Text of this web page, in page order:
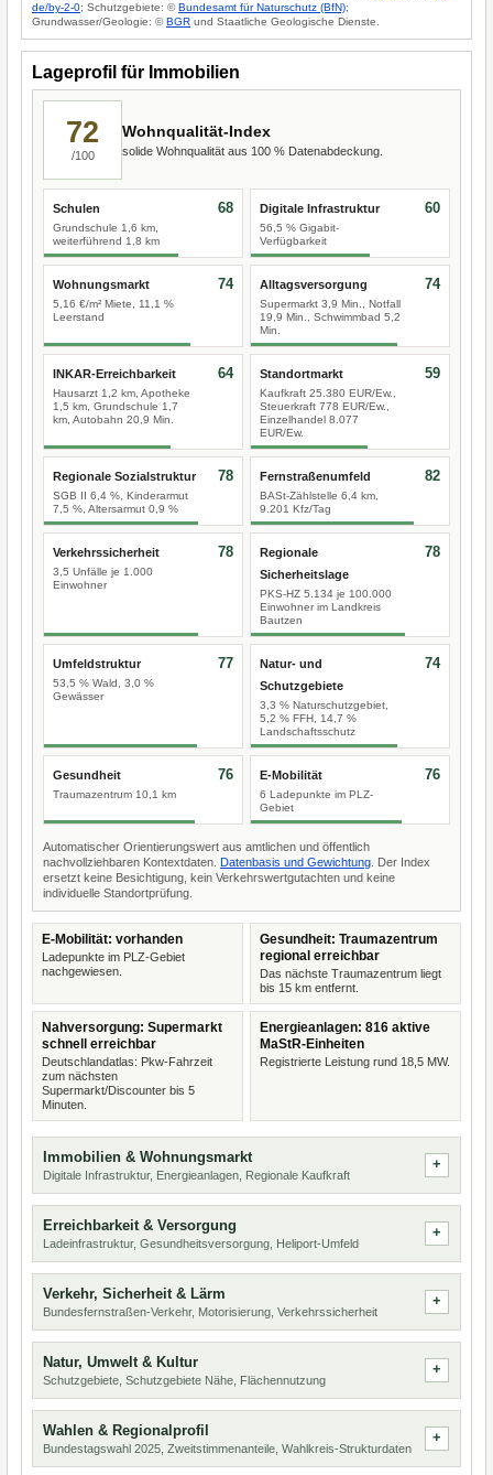
de/by-2-0; Schutzgebiete: ©Bundesamt für Naturschutz (BfN);
Grundwasser/Geologie: ©BGR und Staatliche Geologische Dienste.
Lageprofil für Immobilien
72
/100
Wohnqualität-Index
solide Wohnqualität aus 100 % Datenabdeckung.
Schulen
Grundschule 1,6 km,
weiterführend 1,8 km
68 Digitale Infrastruktur
56,5 % Gigabit-
Verfügbarkeit
60
Wohnungsmarkt
5,16 €/m² Miete, 11,1 %
Leerstand
74 Alltagsversorgung
Supermarkt 3,9 Min., Notfall
19,9 Min., Schwimmbad 5,2
Min.
74
INKAR-Erreichbarkeit
Hausarzt 1,2 km, Apotheke
1,5 km, Grundschule 1,7
km, Autobahn 20,9 Min.
64 Standortmarkt
Kaufkraft 25.380 EUR/Ew.,
Steuerkraft 778 EUR/Ew.,
Einzelhandel 8.077
EUR/Ew.
59
Regionale Sozialstruktur
SGB II 6,4 %, Kinderarmut
7,5 %, Altersarmut 0,9 %
78 Fernstraßenumfeld
BASt-Zählstelle 6,4 km,
9.201 Kfz/Tag
82
Verkehrssicherheit
3,5 Unfälle je 1.000
Einwohner
78
Regionale
Sicherheitslage
PKS-HZ 5.134 je 100.000
Einwohner im Landkreis
Bautzen
78
Umfeldstruktur
53,5 % Wald, 3,0 %
Gewässer
77
Natur- und
Schutzgebiete
3,3 % Naturschutzgebiet,
5,2 % FFH, 14,7 %
Landschaftsschutz
74
Gesundheit
Traumazentrum 10,1 km
76 E-Mobilität
6 Ladepunkte im PLZ-
Gebiet
76
Automatischer Orientierungswert aus amtlichen und öffentlich
nachvollziehbaren Kontextdaten. Datenbasis und Gewichtung . Der Index
ersetzt keine Besichtigung, kein Verkehrswertgutachten und keine
individuelle Standortprüfung.
E-Mobilität: vorhanden
Ladepunkte im PLZ-Gebiet
nachgewiesen.
Gesundheit: Traumazentrum
regional erreichbar
Das nächste Traumazentrum liegt
bis 15 km entfernt.
Nahversorgung: Supermarkt
schnell erreichbar
Deutschlandatlas: Pkw-Fahrzeit
zum nächsten
Supermarkt/Discounter bis 5
Minuten.
Energieanlagen: 816 aktive
MaStR-Einheiten
Registrierte Leistung rund 18,5 MW.
Immobilien & Wohnungsmarkt
Digitale Infrastruktur, Energieanlagen, Regionale Kaufkraft
Erreichbarkeit & Versorgung
Ladeinfrastruktur, Gesundheitsversorgung, Heliport-Umfeld
Verkehr, Sicherheit & Lärm
Bundesfernstraßen-Verkehr, Motorisierung, Verkehrssicherheit
Natur, Umwelt & Kultur
Schutzgebiete, Schutzgebiete Nähe, Flächennutzung
Wahlen & Regionalprofil
Bundestagswahl 2025, Zweitstimmenanteile, Wahlkreis-Strukturdaten